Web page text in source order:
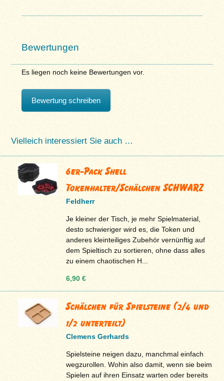
Bewertungen
Es liegen noch keine Bewertungen vor.
Bewertung schreiben
Vielleich interessiert Sie auch …
6er-Pack Shell
Tokenhalter/Schälchen SCHWARZ
Feldherr
Je kleiner der Tisch, je mehr Spielmaterial,
desto schwieriger wird es, die Token und
anderes kleinteiliges Zubehör vernünftig auf
dem Spieltisch zu sortieren, ohne dass alles
zu einem chaotischen H...
6,90 €
Schälchen für Spielsteine (2/4 und
1/2 unterteilt)
Clemens Gerhards
Spielsteine neigen dazu, manchmal einfach
wegzurollen. Wohin also damit, wenn sie beim
Spielen auf ihren Einsatz warten oder bereits